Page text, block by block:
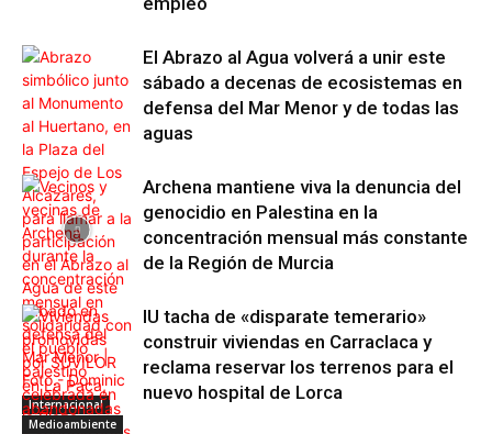
Internacional
El Abrazo al Agua volverá a unir este
sábado a decenas de ecosistemas en
defensa del Mar Menor y de todas las
aguas
Archena mantiene viva la denuncia del
genocidio en Palestina en la
concentración mensual más constante
de la Región de Murcia
IU tacha de «disparate temerario»
construir viviendas en Carraclaca y
reclama reservar los terrenos para el
nuevo hospital de Lorca
Medioambiente